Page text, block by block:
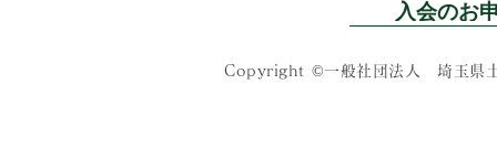
入会のお
Copyright ©一般社団法人 埼玉県